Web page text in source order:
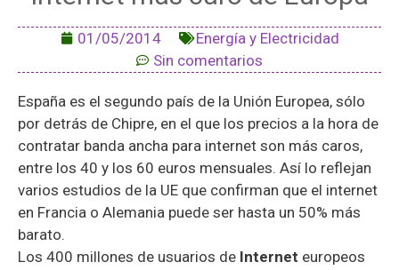
01/05/2014
Energía y Electricidad
Sin comentarios
España es el segundo país de la Unión Europea, sólo
por detrás de Chipre, en el que los precios a la hora de
contratar banda ancha para internet son más caros,
entre los 40 y los 60 euros mensuales. Así lo reflejan
varios estudios de la UE que confirman que el internet
en Francia o Alemania puede ser hasta un 50% más
barato.
Los 400 millones de usuarios de Internet europeos